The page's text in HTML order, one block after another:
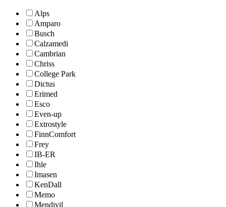
Alps
Amparo
Busch
Calzamedi
Cambrian
Chriss
College Park
Dictus
Erimed
Esco
Even-up
Extrostyle
FinnComfort
Frey
IB-ER
Ihle
Imasen
KenDall
Memo
Mendivil